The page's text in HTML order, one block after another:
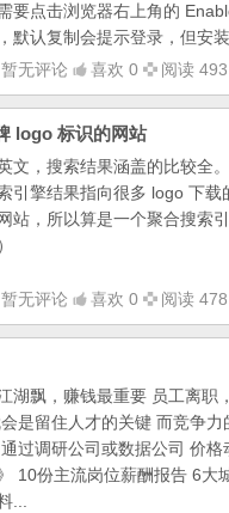
要点击浏览器右上角的
默认复制会提示登录，但安
暂无评论 喜欢 0 阅读
logo 标识的网站
文，搜索结果涵盖的比较全
引擎结果指向很多 logo 下
站，所以算是一个聚合搜索
暂无评论 喜欢 0 阅读
湖飘，赚钱最重要 员工离职
是留住人才的关键 而竞争
过调研公司或数据公司 价
10份主流岗位薪酬报告 6大
...